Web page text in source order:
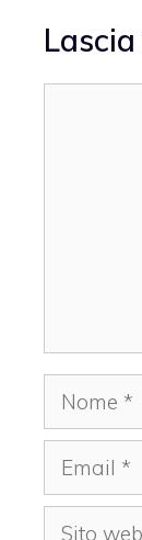
Nome
Email
Sito